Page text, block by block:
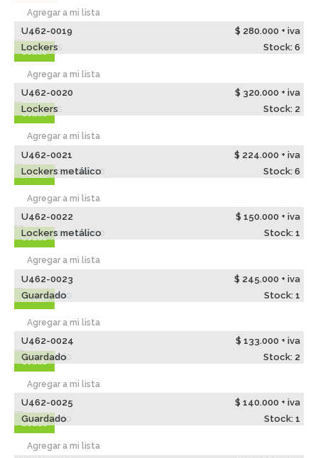
Agregar a mi lista
Usado
U462-0019
$ 280.000 + iva
Lockers
Stock: 6
Agregar a mi lista
Usado
U462-0020
$ 320.000 + iva
Lockers
Stock: 2
Agregar a mi lista
Usado
U462-0021
$ 224.000 + iva
Lockers metálico
Stock: 6
Agregar a mi lista
Usado
U462-0022
$ 150.000 + iva
Lockers metálico
Stock: 1
Agregar a mi lista
Usado
U462-0023
$ 245.000 + iva
Guardado
Stock: 1
Agregar a mi lista
Usado
U462-0024
$ 133.000 + iva
Guardado
Stock: 2
Agregar a mi lista
Usado
U462-0025
$ 140.000 + iva
Guardado
Stock: 1
Agregar a mi lista